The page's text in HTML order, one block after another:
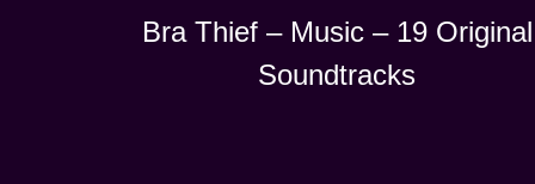
Bra Thief – Music – 19 Original
Soundtracks